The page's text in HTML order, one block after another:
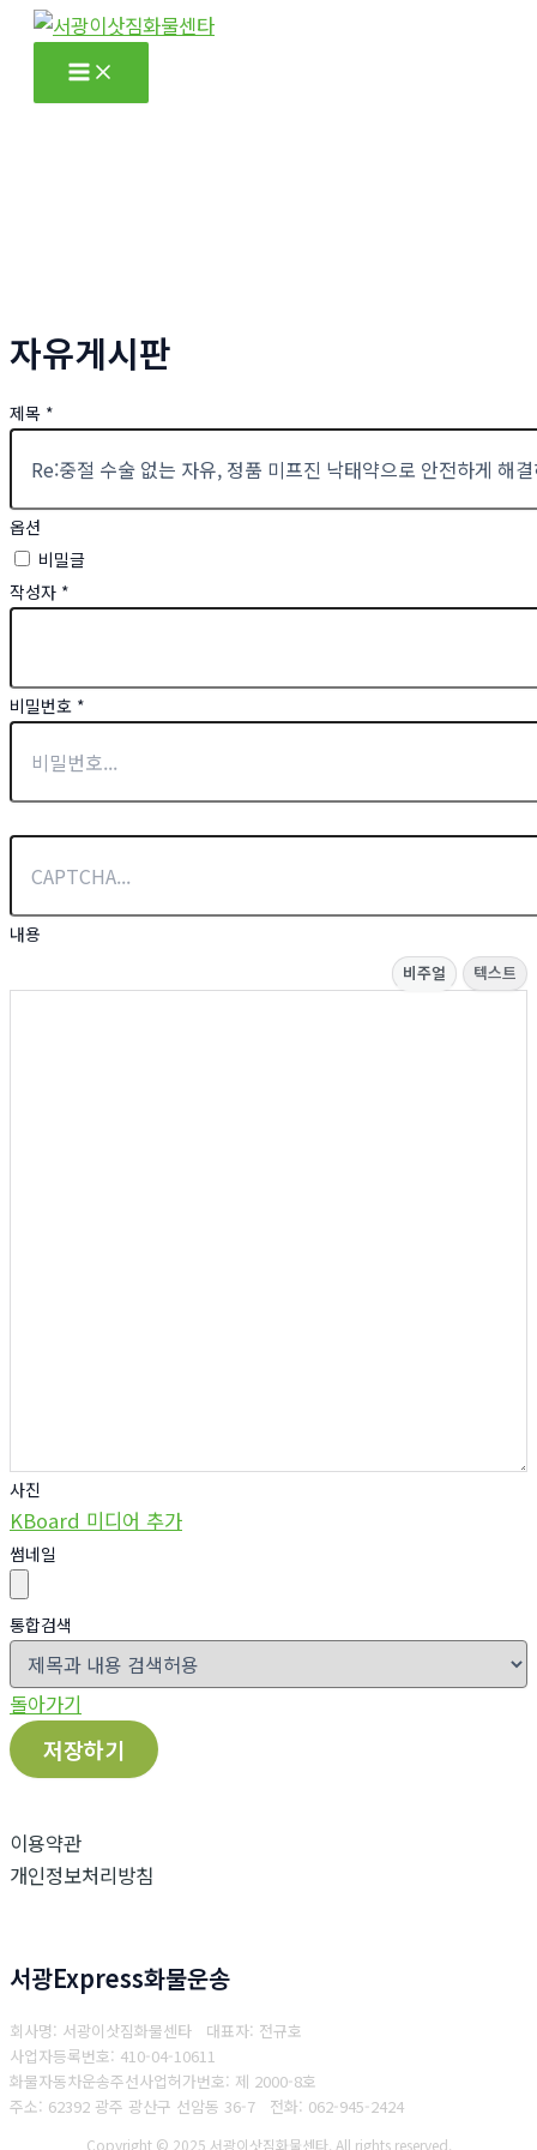
Main
Menu
자유게시판
제목 *
옵션
비밀글
작성자 *
비밀번호 *
내용
비주얼 텍스트
사진
KBoard 미디어 추가
썸네일
통합검색
돌아가기
저장하기
이용약관
개인정보처리방침
서광Express화물운송
회사명: 서광이삿짐화물센타 대표자: 전규호
사업자등록번호: 410-04-10611
화물자동차운송주선사업허가번호: 제 2000-8호
주소: 62392 광주 광산구 선암동 36-7 전화: 062-945-2424
Copyright © 2025 서광이삿짐화물센타. All rights reserved.